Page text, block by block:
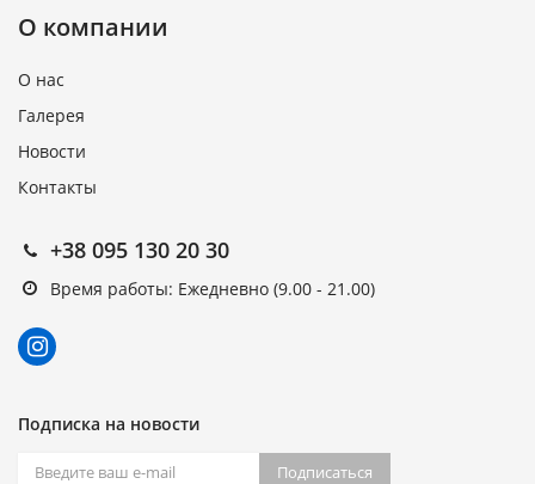
О компании
О нас
Галерея
Новости
Контакты
+38 095 130 20 30
Время работы: Ежедневно (9.00 - 21.00)
Подписка на новости
Подписаться